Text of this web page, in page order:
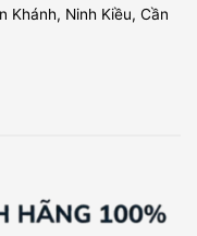
Khánh, Ninh Kiều, Cần